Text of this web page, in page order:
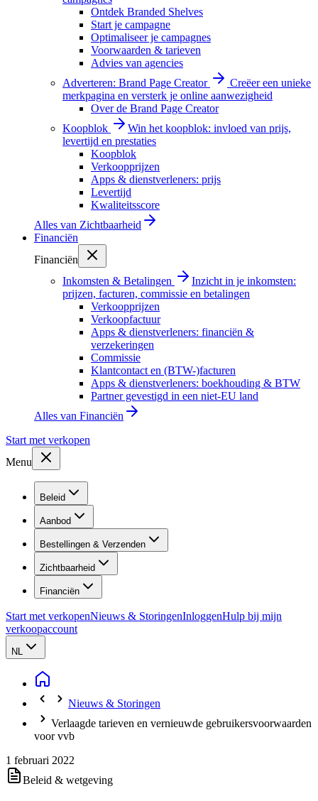
Ontdek Branded Shelves
Start je campagne
Optimaliseer je campagnes
Voorwaarden & tarieven
Advies van agencies
Adverteren: Brand Page Creator
Creëer een unieke
merkpagina en versterk je online aanwezigheid
Over de Brand Page Creator
Koopblok
Win het koopblok: invloed van prijs,
levertijd en prestaties
Koopblok
Verkoopprijzen
Apps & dienstverleners: prijs
Levertijd
Kwaliteitsscore
Alles van Zichtbaarheid
Financiën
Financiën
Inkomsten & Betalingen
Inzicht in je inkomsten:
prijzen, facturen, commissie en betalingen
Verkoopprijzen
Verkoopfactuur
Apps & dienstverleners: financiën &
verzekeringen
Commissie
Klantcontact en (BTW-)facturen
Apps & dienstverleners: boekhouding & BTW
Partner gevestigd in een niet-EU land
Alles van Financiën
Start met verkopen
Menu
Beleid
Aanbod
Bestellingen & Verzenden
Zichtbaarheid
Financiën
Start met verkopenNieuws & StoringenInloggenHulp bij mijn
verkoopaccount
NL
Nieuws & Storingen
Verlaagde tarieven en vernieuwde gebruikersvoorwaarden
voor vvb
1 februari 2022
Beleid & wetgeving